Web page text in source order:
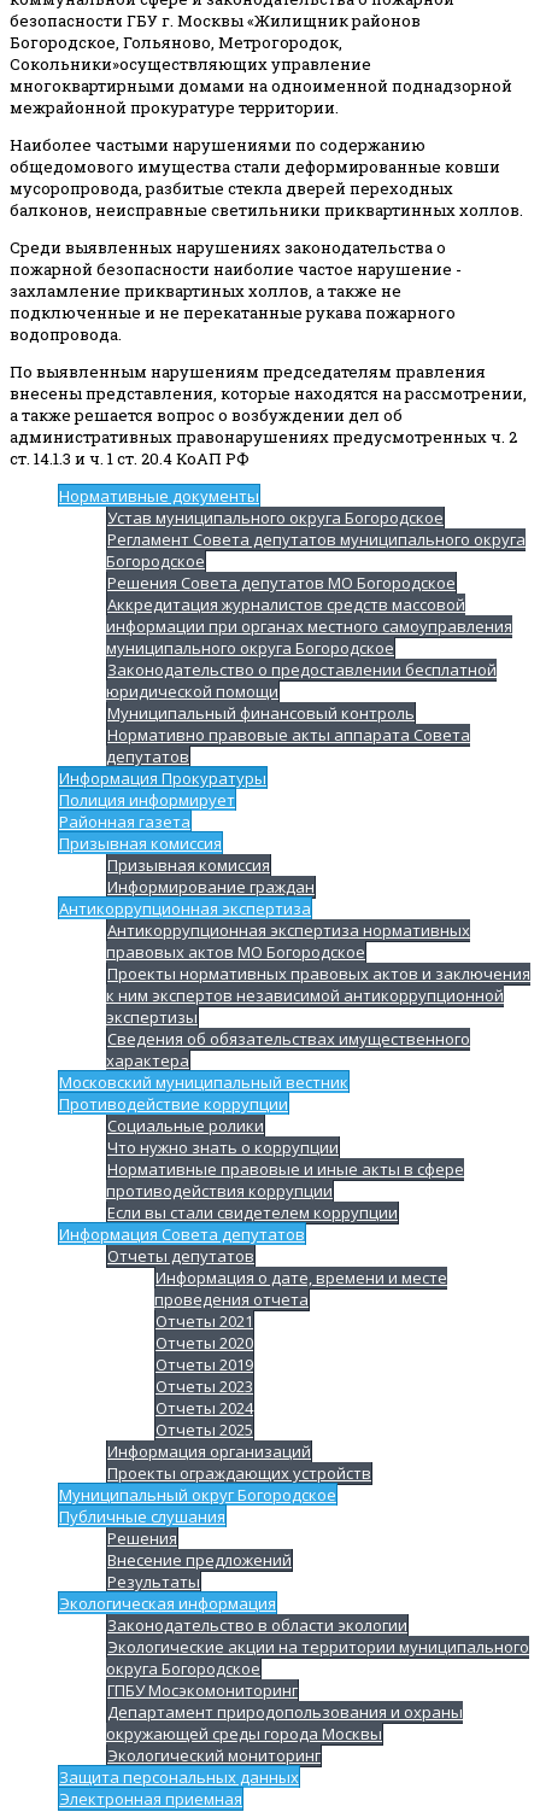
безопасности ГБУ г. Москвы «Жилищник районов
Богородское, Гольяново, Метрогородок,
Сокольники»осуществляющих управление
многоквартирными домами на одноименной поднадзорной
межрайонной прокуратуре территории.
Наиболее частыми нарушениями по содержанию
общедомового имущества стали деформированные ковши
мусоропровода, разбитые стекла дверей переходных
балконов, неисправные светильники приквартинных холлов.
Среди выявленных нарушениях законодательства о
пожарной безопасности наиболие частое нарушение -
захламление приквартиных холлов, а также не
подключенные и не перекатанные рукава пожарного
водопровода.
По выявленным нарушениям председателям правления
внесены представления, которые находятся на рассмотрении,
а также решается вопрос о возбуждении дел об
административных правонарушениях предусмотренных ч. 2
ст. 14.1.3 и ч. 1 ст. 20.4 КоАП РФ
Нормативные документы
Устав муниципального округа Богородское
Регламент Совета депутатов муниципального округа
Богородское
Решения Совета депутатов МО Богородское
Аккредитация журналистов средств массовой
информации при органах местного самоуправления
муниципального округа Богородское
Законодательство о предоставлении бесплатной
юридической помощи
Муниципальный финансовый контроль
Нормативно правовые акты аппарата Совета
депутатов
Информация Прокуратуры
Полиция информирует
Районная газета
Призывная комиссия
Призывная комиссия
Информирование граждан
Антикоррупционная экспертиза
Антикоррупционная экспертиза нормативных
правовых актов МО Богородское
Проекты нормативных правовых актов и заключения
к ним экспертов независимой антикоррупционной
экспертизы
Сведения об обязательствах имущественного
характера
Московский муниципальный вестник
Противодействие коррупции
Социальные ролики
Что нужно знать о коррупции
Нормативные правовые и иные акты в сфере
противодействия коррупции
Если вы стали свидетелем коррупции
Информация Совета депутатов
Отчеты депутатов
Информация о дате, времени и месте
проведения отчета
Отчеты 2021
Отчеты 2020
Отчеты 2019
Отчеты 2023
Отчеты 2024
Отчеты 2025
Информация организаций
Проекты ограждающих устройств
Муниципальный округ Богородское
Публичные слушания
Решения
Внесение предложений
Результаты
Экологическая информация
Законодательство в области экологии
Экологические акции на территории муниципального
округа Богородское
ГПБУ Мосэкомониторинг
Департамент природопользования и охраны
окружающей среды города Москвы
Экологический мониторинг
Защита персональных данных
Электронная приемная